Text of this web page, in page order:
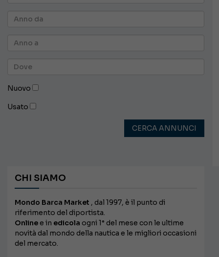
Nuovo
Usato
CERCA ANNUNCI
CHI SIAMO
Mondo Barca Market , dal 1997, è il punto di
riferimento del diportista.
Online e in edicola ogni 1° del mese con le ultime
novità dal mondo della nautica e le migliori occasioni
del mercato.